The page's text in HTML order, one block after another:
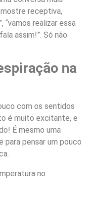
mostre receptiva,
“vamos realizar essa
assim!”. Só não
na
com os sentidos
é muito excitante, e
É mesmo uma
para pensar um pouco